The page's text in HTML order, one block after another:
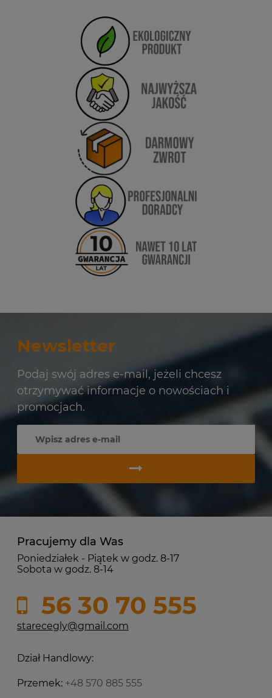
Newsletter
Podaj swój adres e-mail, jeżeli chcesz
otrzymywać informacje o nowościach i
promocjach.
Pracujemy dla Was
Poniedziałek - Piątek w godz. 8-17
Sobota w godz. 8-14
56 30 70 555
starecegly@gmail.com
Dział Handlowy:
Przemek: +48 570 885 555